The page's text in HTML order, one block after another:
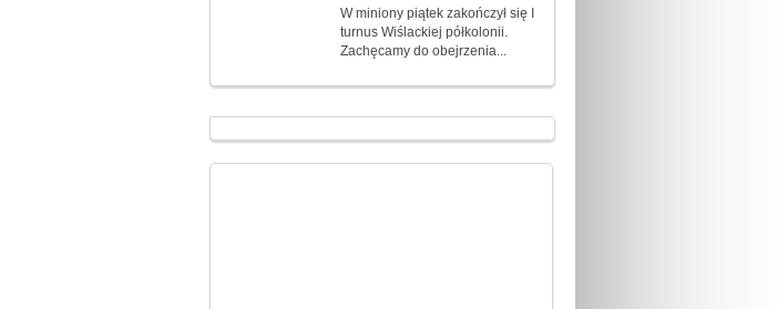
W miniony piątek zakończył się I
turnus Wiślackiej półkolonii.
Zachęcamy do obejrzenia...